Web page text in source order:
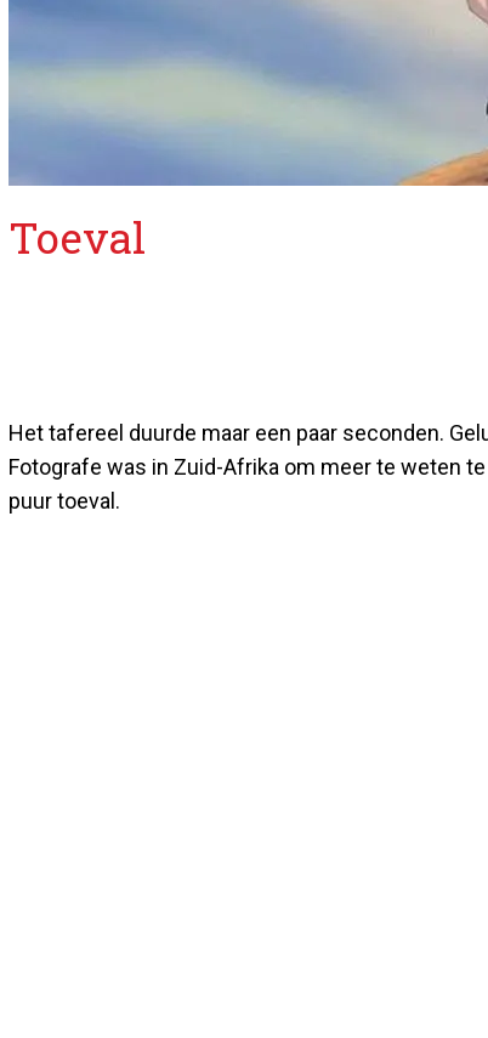
Toeval
Het tafereel duurde maar een paar seconden.
Fotografe was in Zuid-Afrika om meer te weten
puur toeval.